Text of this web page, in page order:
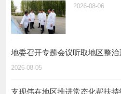
2026-08-06
2026-08-05